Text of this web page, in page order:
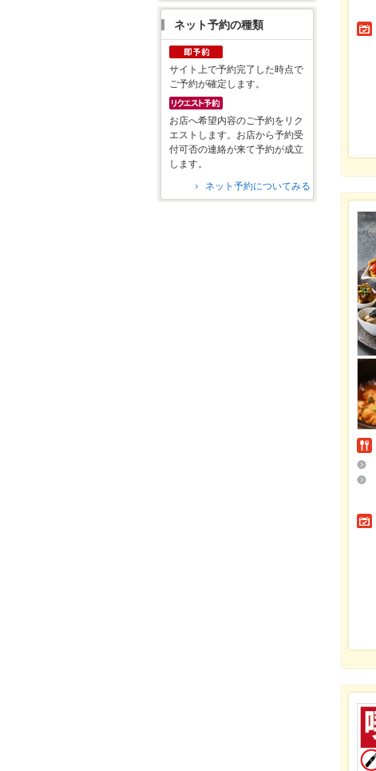
ネット予約の種類
サイト上で予約完了した時点で
ご予約が確定します。
お店へ希望内容のご予約をリク
エストします。お店から予約受
付可否の連絡が来て予約が成立
します。
ネット予約についてみる